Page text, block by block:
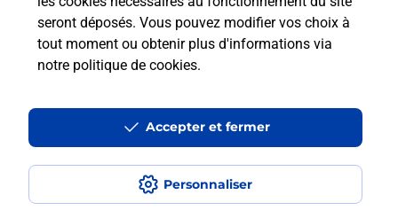
seront déposés. Vous pouvez modifier vos choix à
tout moment ou obtenir plus d'informations via
notre politique de cookies.
Personnaliser
Accepter et fermer
Est-ce que je peux payer mon iPhone
en plusieurs fois avec La Poste Mobile
Est-ce que je peux assurer mon
iPhone ?